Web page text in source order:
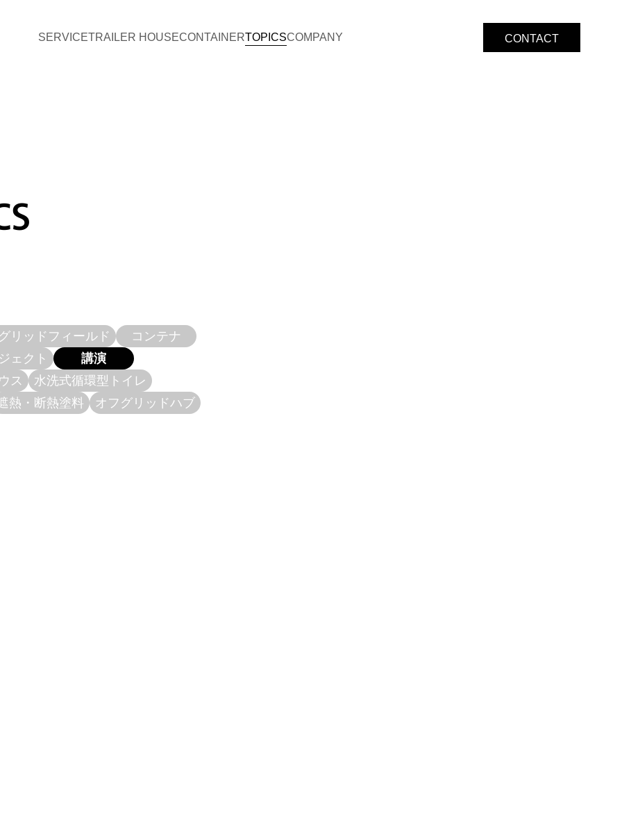
SERVICETRAILER HOUSECONTAINERTOPICSCOMPANY CONTACT
リッドフィールド
コンテナ
ェクト
講演
ス
水洗式循環型トイレ
熱・断熱塗料
オフグリッドハブ